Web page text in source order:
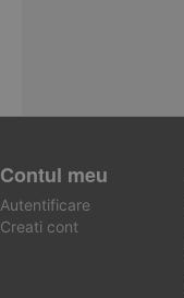
Contul meu
Autentificare
Creati cont